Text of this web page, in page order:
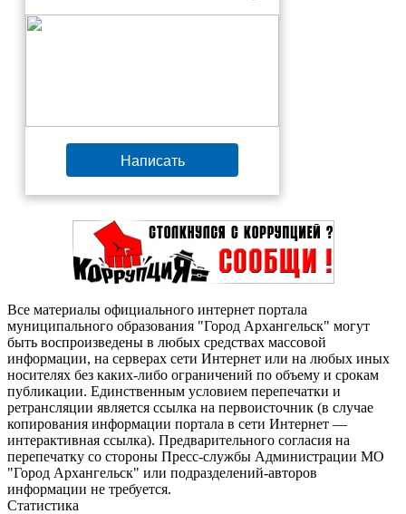
Написать
Все материалы официального интернет портала
муниципального образования "Город Архангельск" могут
быть воспроизведены в любых средствах массовой
информации, на серверах сети Интернет или на любых иных
носителях без каких-либо ограничений по объему и срокам
публикации. Единственным условием перепечатки и
ретрансляции является ссылка на первоисточник (в случае
копирования информации портала в сети Интернет —
интерактивная ссылка). Предварительного согласия на
перепечатку со стороны Пресс-службы Администрации МО
"Город Архангельск" или подразделений-авторов
информации не требуется.
Статистика